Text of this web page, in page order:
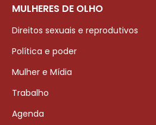
MULHERES DE OLHO
Direitos sexuais e reprodutivos
Política e poder
Mulher e Mídia
Trabalho
Agenda